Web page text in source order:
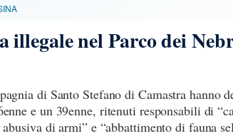
illegale nel Parco dei
di Santo Stefano di Camastra hanno
e un 39enne, ritenuti responsabili di
di armi” e “abbattimento di fauna